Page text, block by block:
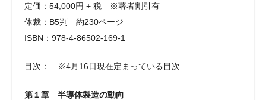
定価：54,000円 + 税 ※著者割引有
体裁：B5判 約230ページ
ISBN：978-4-86502-169-1
目次： ※4月16日現在定まっている目次
第１章 半導体製造の動向